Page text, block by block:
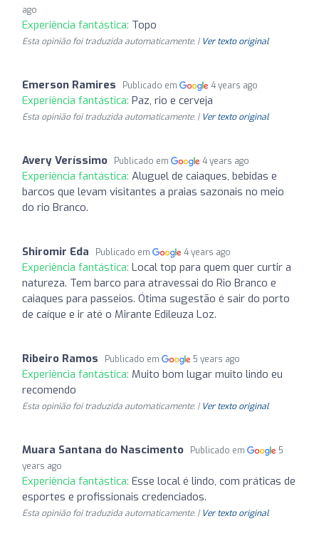
ago
Experiência fantástica: Topo
Esta opinião foi traduzida automaticamente. | Ver texto original
Emerson Ramires Publicado em 4 years ago
Experiência fantástica: Paz, rio e cerveja
Esta opinião foi traduzida automaticamente. | Ver texto original
Avery Veríssimo Publicado em 4 years ago
Experiência fantástica: Aluguel de caiaques, bebidas e
barcos que levam visitantes a praias sazonais no meio
do rio Branco.
Shiromir Eda Publicado em 4 years ago
Experiência fantástica: Local top para quem quer curtir a
natureza. Tem barco para atravessai do Rio Branco e
caiaques para passeios. Ótima sugestão é sair do porto
de caíque e ir até o Mirante Edileuza Loz.
Ribeiro Ramos Publicado em 5 years ago
Experiência fantástica: Muito bom lugar muito lindo eu
recomendo
Esta opinião foi traduzida automaticamente. | Ver texto original
Muara Santana do Nascimento Publicado em
5
years ago
Experiência fantástica: Esse local é lindo, com práticas de
esportes e profissionais credenciados.
Esta opinião foi traduzida automaticamente. | Ver texto original